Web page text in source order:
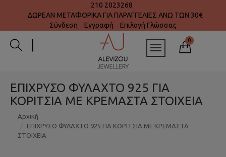
210 2023268
ΔΩΡΕΑΝ ΜΕΤΑΦΟΡΙΚΑ ΓΙΑ ΠΑΡΑΓΓΕΛΙΕΣ ΑΝΩ ΤΩΝ 30€
Σύνδεση
Εγγραφή Επιλογή Γλώσσας
0
ΕΠΙΧΡΥΣΟ ΦΥΛΑΧΤΟ 925 ΓΙΑ
ΚΟΡΙΤΣΙΑ ΜΕ ΚΡΕΜΑΣΤΑ ΣΤΟΙΧΕΙΑ
Αρχική
ΕΠΙΧΡΥΣΟ ΦΥΛΑΧΤΟ 925 ΓΙΑ ΚΟΡΙΤΣΙΑ ΜΕ ΚΡΕΜΑΣΤΑ
ΣΤΟΙΧΕΙΑ